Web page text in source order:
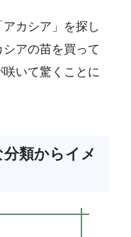
カシア」を探し
アの苗を買って
いて驚くことに
類からイメ